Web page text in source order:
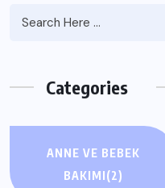
Categories
ANNE VE BEBEK
BAKIMI(2)